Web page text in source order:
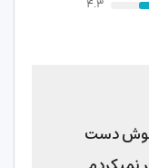
دست